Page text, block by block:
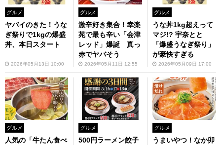
グルメ
ヤバイのきた！うな
ぎ祭りで1kgの爆盛
丼、本日スタート
2026年05月13日 10:00
グルメ
激辛好き集合！幸楽
苑で最も辛い「会津
レッド」爆誕 真っ
赤でヤバそう
2026年05月11日 12:55
グルメ
うな丼1kg超えって
マジ!? 宇奈とと
「爆盛うなぎ祭り」
が豪快すぎる
2026年05月09日 17:00
グルメ
人気の「牛たん食べ
グルメ
500円ラーメン餃子
グルメ
うまいやつ！なか卯